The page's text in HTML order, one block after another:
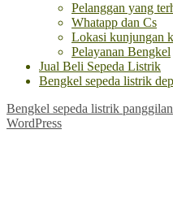
Pelanggan yang
Whatapp dan Cs
Lokasi kunjungan
Pelayanan Bengkel
Jual Beli Sepeda Listrik
Bengkel sepeda listrik
Bengkel sepeda listrik panggilan
WordPress